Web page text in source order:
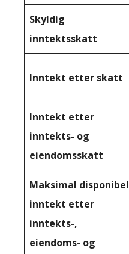
Skyldig
inntektsskatt
Inntekt etter skatt
Inntekt etter
inntekts- og
eiendomsskatt
Maksimal disponibel
inntekt etter
inntekts-,
eiendoms- og